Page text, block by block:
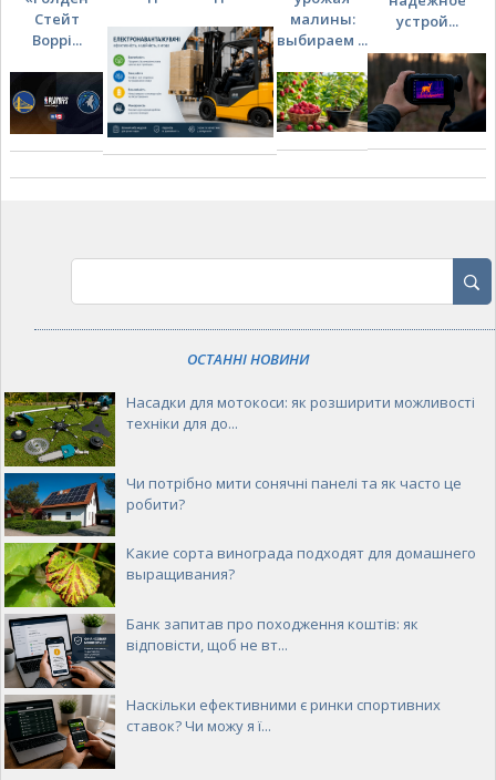
Стейт
Воррі...
малины:
выбираем ...
устрой...
ОСТАННІ НОВИНИ
Насадки для мотокоси: як розширити можливості
техніки для до...
Чи потрібно мити сонячні панелі та як часто це
робити?
Какие сорта винограда подходят для домашнего
выращивания?
Банк запитав про походження коштів: як
відповісти, щоб не вт...
Наскільки ефективними є ринки спортивних
ставок? Чи можу я ї...